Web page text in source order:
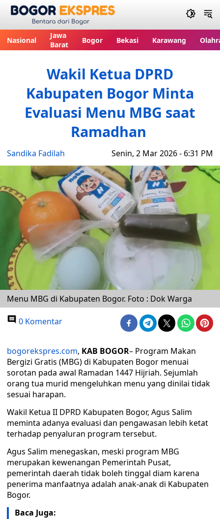
Nasional
Jawa
Barat
Bogor Bekasi Karawang
Wakil Ketua DPRD
Kabupaten Bogor Minta
Evaluasi Menu MBG saat
Ramadhan
Sandika Fadilah Senin, 2 Mar 2026 - 6:31 PM
Menu MBG di Kabupaten Bogor. Foto : Dok Warga
0 Komentar
bogorekspres.com, KAB BOGOR– Program Makan
Bergizi Gratis (MBG) di Kabupaten Bogor menuai
sorotan pada awal Ramadan 1447 Hijriah. Sejumlah
orang tua murid mengeluhkan menu yang dinilai tidak
sesuai harapan.
Wakil Ketua II DPRD Kabupaten Bogor, Agus Salim
meminta adanya evaluasi dan pengawasan lebih ketat
terhadap penyaluran program tersebut.
Agus Salim menegaskan, meski program MBG
merupakan kewenangan Pemerintah Pusat,
pemerintah daerah tidak boleh tinggal diam karena
penerima manfaatnya adalah anak-anak di Kabupaten
Bogor.
Baca Juga: